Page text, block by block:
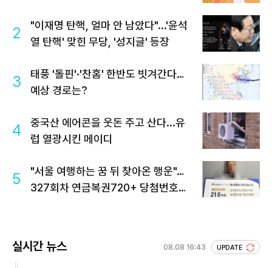
2
"이재명 탄핵, 얼마 안 남았다"...'윤석
열 탄핵' 맞힌 무당, '성지글' 등장
3
태풍 '돌핀'·'찬홈' 한반도 빗겨간다…
예상 경로는?
4
중국산 에어콘을 웃돈 주고 산다...유
럽 열광시킨 메이디
5
"서울 여행하는 꿈 뒤 찾아온 행운"…
327회차 연금복권720+ 당첨번호조
실시간 뉴스 08.08 16:43 UPDATE